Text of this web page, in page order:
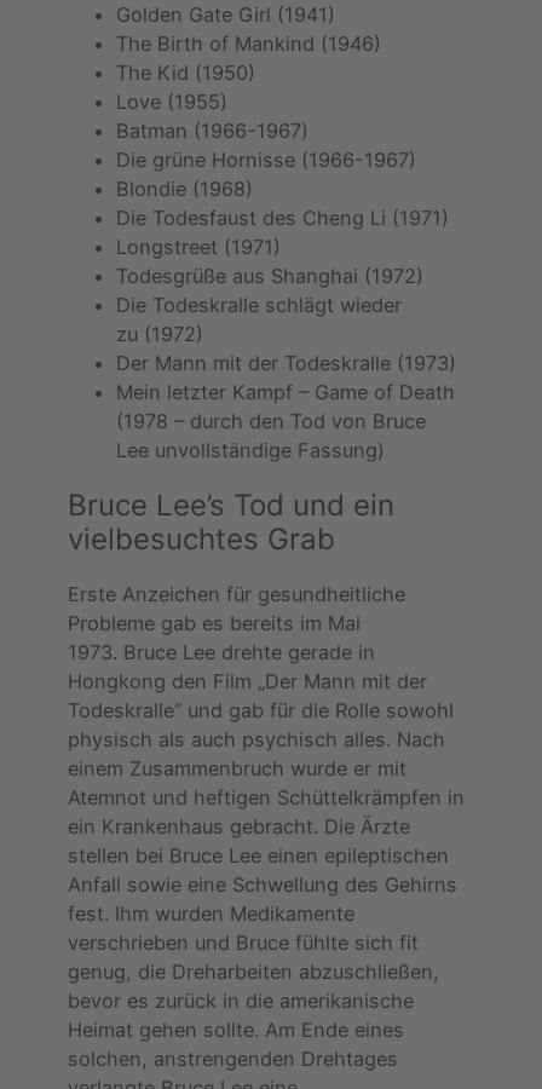
Golden Gate Girl (1941)
The Birth of Mankind (1946)
The Kid (1950)
Love (1955)
Batman (1966-1967)
Die grüne Hornisse (1966-1967)
Blondie (1968)
Die Todesfaust des Cheng Li (1971)
Longstreet (1971)
Todesgrüße aus Shanghai (1972)
Die Todeskralle schlägt wieder
zu (1972)
Der Mann mit der Todeskralle (1973)
Mein letzter Kampf – Game of Death
(1978 – durch den Tod von Bruce
Lee unvollständige Fassung)
Bruce Lee’s Tod und ein
vielbesuchtes Grab
Erste Anzeichen für gesundheitliche
Probleme gab es bereits im Mai
1973. Bruce Lee drehte gerade in
Hongkong den Film „Der Mann mit der
Todeskralle“ und gab für die Rolle sowohl
physisch als auch psychisch alles. Nach
einem Zusammenbruch wurde er mit
Atemnot und heftigen Schüttelkrämpfen in
ein Krankenhaus gebracht. Die Ärzte
stellen bei Bruce Lee einen epileptischen
Anfall sowie eine Schwellung des Gehirns
fest. Ihm wurden Medikamente
verschrieben und Bruce fühlte sich fit
genug, die Dreharbeiten abzuschließen,
bevor es zurück in die amerikanische
Heimat gehen sollte. Am Ende eines
solchen, anstrengenden Drehtages